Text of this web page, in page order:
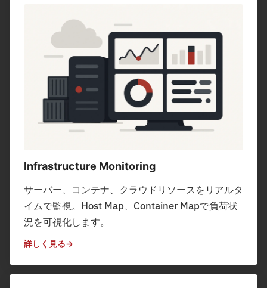
Infrastructure Monitoring
サーバー、コンテナ、クラウドリソースをリアルタ
イムで監視。Host Map、Container Mapで負荷状
況を可視化します。
詳しく見る